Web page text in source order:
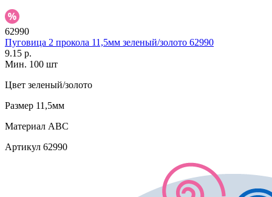
62990
Пуговица 2 прокола 11,5мм зеленый/золото 62990
9.15 р.
Мин. 100 шт
Цвет зеленый/золото
Размер 11,5мм
Материал АВС
Артикул 62990